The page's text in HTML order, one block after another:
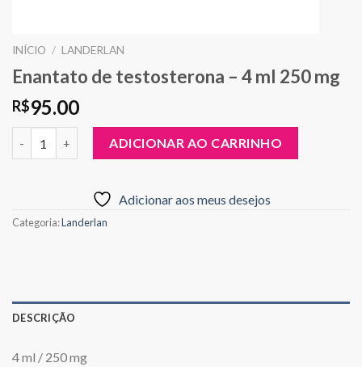
INÍCIO / LANDERLAN
Enantato de testosterona – 4 ml 250 mg
R$95.00
ADICIONAR AO CARRINHO
Adicionar aos meus desejos
Categoria:Landerlan
DESCRIÇÃO
4 ml / 250 mg